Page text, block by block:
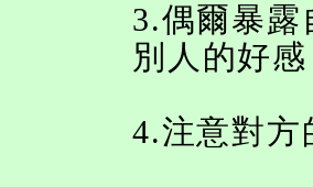
3.偶爾暴露
別人的好
4.注意對方